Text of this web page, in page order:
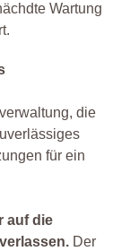
Wartung
die
für ein
auf die
Der